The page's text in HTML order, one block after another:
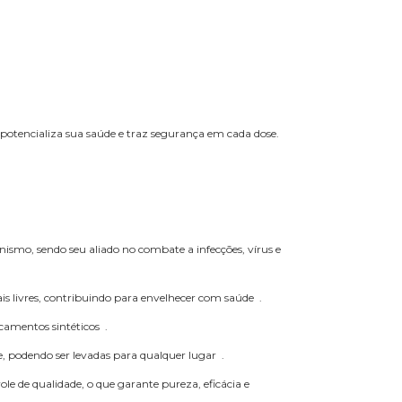
sua saúde e traz segurança em cada dose.
sendo seu aliado no combate a infecções, vírus e
livres, contribuindo para envelhecer com saúde .
sintéticos .
ser levadas para qualquer lugar .
de qualidade, o que garante pureza, eficácia e